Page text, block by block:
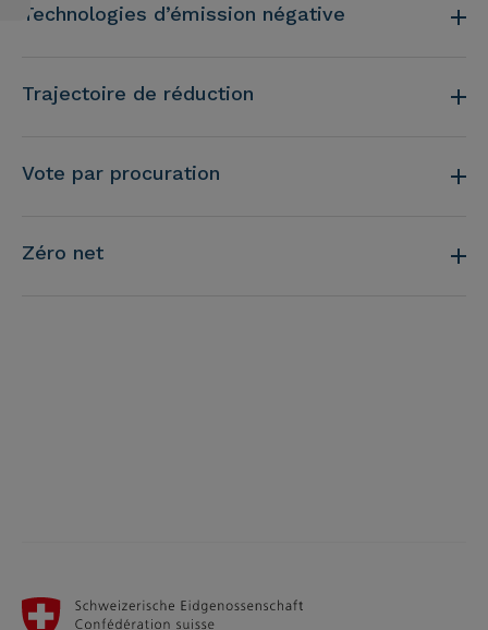
Technologies d’émission négative
Trajectoire de réduction
Vote par procuration
Zéro net